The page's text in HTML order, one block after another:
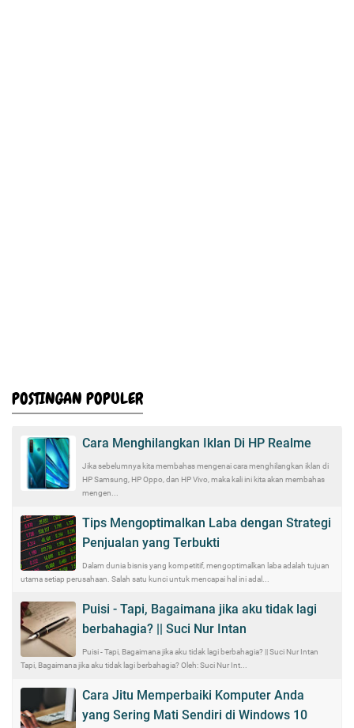
POSTINGAN POPULER
Cara Menghilangkan Iklan Di HP Realme
Jika sebelumnya kita membahas mengenai cara menghilangkan iklan di
HP Samsung, HP Oppo, dan HP Vivo, maka kali ini kita akan membahas
mengen...
Tips Mengoptimalkan Laba dengan Strategi
Penjualan yang Terbukti
Dalam dunia bisnis yang kompetitif, mengoptimalkan laba adalah tujuan
utama setiap perusahaan. Salah satu kunci untuk mencapai hal ini adal...
Puisi - Tapi, Bagaimana jika aku tidak lagi
berbahagia? || Suci Nur Intan
Puisi - Tapi, Bagaimana jika aku tidak lagi berbahagia? || Suci Nur Intan
Tapi, Bagaimana jika aku tidak lagi berbahagia? Oleh: Suci Nur Int...
Cara Jitu Memperbaiki Komputer Anda
yang Sering Mati Sendiri di Windows 10